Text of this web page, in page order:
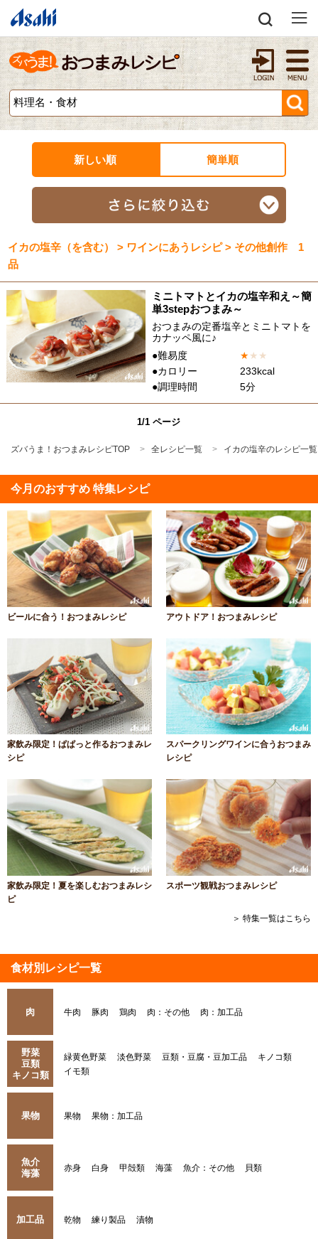
新しい順 簡単順
イカの塩辛（を含む） > ワインにあうレシピ > その他創作 1
品
ミニトマトとイカの塩辛和え～簡
単3stepおつまみ～
おつまみの定番塩辛とミニトマトを
カナッペ風に♪
●難易度
★★ ★
●カロリー
233kcal
●調理時間
5分
1/1 ページ
ズバうま！おつまみレシピTOP 全レシピ一覧 イカの塩辛のレシピ一覧
今月のおすすめ 特集レシピ
ビールに合う！おつまみレシピ アウトドア！おつまみレシピ
家飲み限定！ぱぱっと作るおつまみレ
シピ
スパークリングワインに合うおつまみ
レシピ
家飲み限定！夏を楽しむおつまみレシ
ピ
スポーツ観戦おつまみレシピ
＞ 特集一覧はこちら
食材別レシピ一覧
肉 牛肉 豚肉 鶏肉 肉：その他 肉：加工品
野菜
豆類
キノコ類
緑黄色野菜 淡色野菜 豆類・豆腐・豆加工品
キノコ類
イモ類
果物 果物 果物：加工品
魚介
海藻
赤身 白身 甲殻類 海藻 魚介：その他 貝類
加工品 乾物 練り製品 漬物